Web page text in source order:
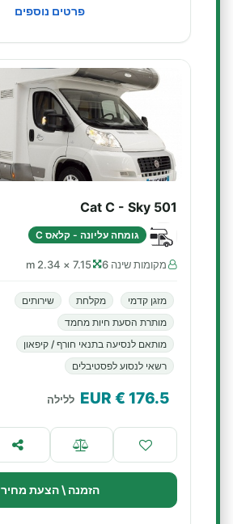
פרטים נוספים
Cat C - Sky 501
גומחה עליונה - קלאס C
מקומות שינה 6 7.15 × 2.34 m
מזגן קדמי מקלחת
שירותים
מותרת הסעת חיות מחמד
מותאם לנסיעה בתנאי חורף / קיפאון
רשאי לנסוע לפסטיבלים
176.5
€ EUR ללילה
הזמנה \ הצעת מחיר